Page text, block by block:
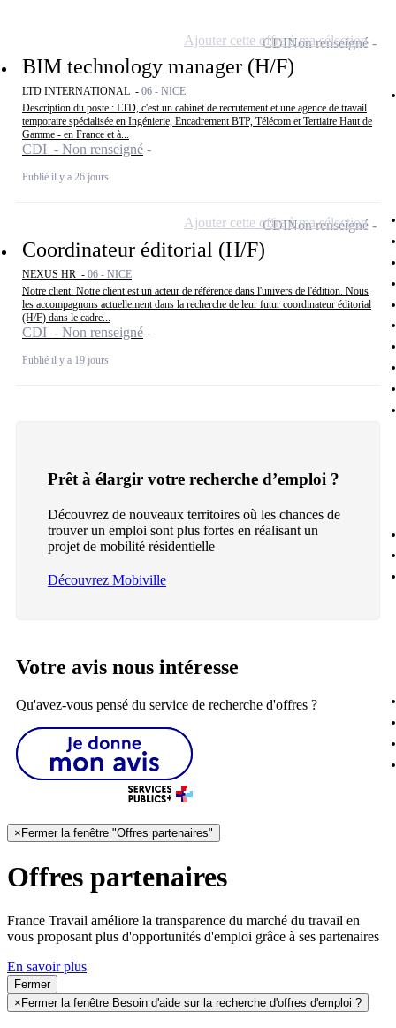
BIM technology manager (H/F)
LTD INTERNATIONAL - 06 - NICE
Description du poste : LTD, c'est un cabinet de recrutement et une agence de travail
temporaire spécialisée en Ingénierie, Encadrement BTP, Télécom et Tertiaire Haut de
Gamme - en France et à...
CDI - Non renseigné
Publié il y a 26 jours
CDINon renseigné
Ajouter cette offre à ma sélection
Coordinateur éditorial (H/F)
NEXUS HR - 06 - NICE
Notre client: Notre client est un acteur de référence dans l'univers de l'édition. Nous
les accompagnons actuellement dans la recherche de leur futur coordinateur éditorial
(H/F) dans le cadre...
CDI - Non renseigné
Publié il y a 19 jours
CDINon renseigné
Ajouter cette offre à ma sélection
Prêt à élargir votre recherche d’emploi ?
Découvrez de nouveaux territoires où les chances de
trouver un emploi sont plus fortes en réalisant un
projet de mobilité résidentielle
Découvrez Mobiville
Votre avis nous intéresse
Qu'avez-vous pensé du service de recherche d'offres ?
× Fermer la fenêtre "Offres partenaires"
Offres partenaires
France Travail améliore la transparence du marché du travail en
vous proposant plus d'opportunités d'emploi grâce à ses partenaires
En savoir plus
Fermer
× Fermer la fenêtre Besoin d'aide sur la recherche d'offres d'emploi ?